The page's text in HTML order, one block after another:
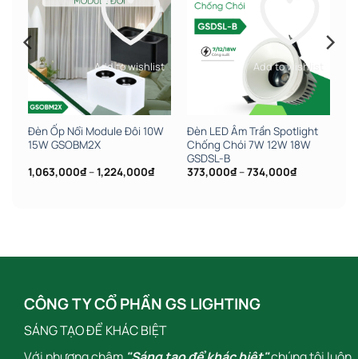
Add to wishlist
Đèn Ốp Nổi Module Đôi 10W
15W GSOBM2X
1,063,000₫–1,224,000₫Khoảng
Add to wishlist
Đèn LED Âm Trần Spotlight
Chống Chói 7W 12W 18W
GSDSL-B
373,000₫–734,000₫Khoảng
CÔNG TY CỔ PHẦN GS LIGHTING
SÁNG TẠO ĐỂ KHÁC BIỆT